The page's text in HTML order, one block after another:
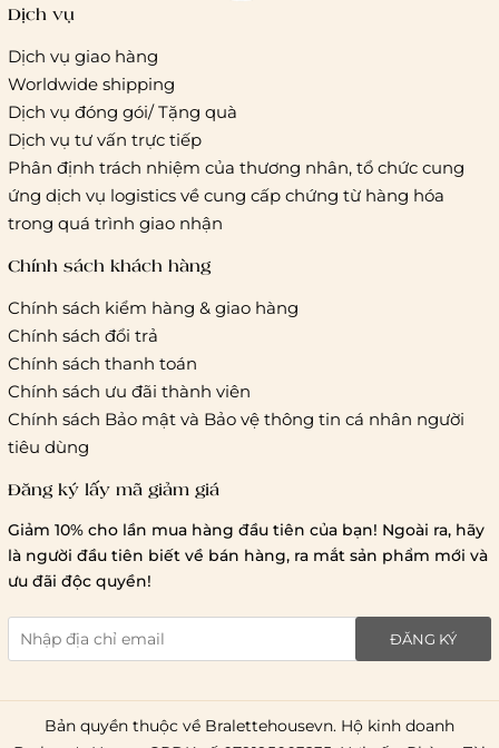
Giao hàng tiêu chuẩn:
Hồ Chí Minh:
Áp dụng theo bảng giá cước của ĐVVC
Vietelpost/ Giaohangtietkiem và 1 số đối tác vận chuyển
Hà Nội và các tỉnh thành khác:
Áp dụng theo bảng giá
cước của ĐVVC Vietelpost/ Giaohangtietkiem... và 1 số đối
tác vận chuyển khác
Thời gian giao hàng
Hồ Chí Minh:
Hà Nội và các tỉnh thành khá
Lưu ý chung về chính sách vận chuyển
1 triệu đồng
giao hàng trong ngày
giao hàng tiêu chuẩn
miễn phí ship
toàn quốc.
Dịch vụ
Dịch vụ giao hàng
Worldwide shipping
Dịch vụ đóng gói/ Tặng quà
Dịch vụ tư vấn trực tiếp
Phân định trách nhiệm của thương nhân, tổ chức cung
ứng dịch vụ logistics về cung cấp chứng từ hàng hóa
trong quá trình giao nhận
Chính sách khách hàng
Chính sách kiểm hàng & giao hàng
Chính sách đổi trả
Chính sách thanh toán
Chính sách ưu đãi thành viên
Chính sách Bảo mật và Bảo vệ thông tin cá nhân người
tiêu dùng
Đăng ký lấy mã giảm giá
Giảm 10% cho lần mua hàng đầu tiên của bạn! Ngoài ra, hãy
là người đầu tiên biết về bán hàng, ra mắt sản phẩm mới và
ưu đãi độc quyền!
ĐĂNG KÝ
Bản quyền thuộc về Bralettehousevn. Hộ kinh doanh